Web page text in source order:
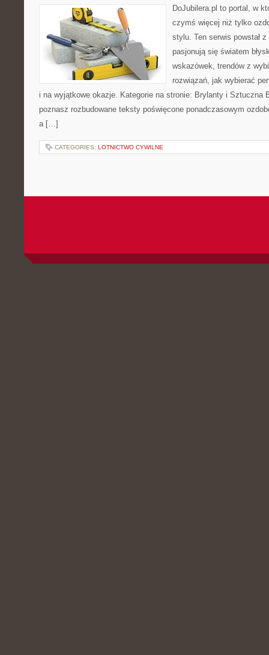
DoJubilera.pl to portal, w
czymś więcej niż tylko
stylu. Ten serwis powstał
pasjonują się światem
wskazówek, trendów z
rozwiązań, jak wybierać
i na wyjątkowe okazje. Kategorie na stronie: Brylanty i Sztuczna
poznasz rozbudowane teksty poświęcone ponadczasowym
a […]
CATEGORIES: LOTNICTWO CYWILNE